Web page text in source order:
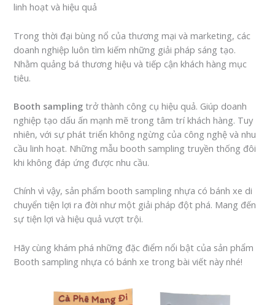
linh hoạt và hiệu quả
Trong thời đại bùng nổ của thương mại và marketing, các
doanh nghiệp luôn tìm kiếm những giải pháp sáng tạo.
Nhằm quảng bá thương hiệu và tiếp cận khách hàng mục
tiêu.
Booth sampling trở thành công cụ hiệu quả. Giúp doanh
nghiệp tạo dấu ấn mạnh mẽ trong tâm trí khách hàng. Tuy
nhiên, với sự phát triển không ngừng của công nghệ và nhu
cầu linh hoạt. Những mẫu booth sampling truyền thống đôi
khi không đáp ứng được nhu cầu.
Chính vì vậy, sản phẩm booth sampling nhựa có bánh xe di
chuyển tiện lợi ra đời như một giải pháp đột phá. Mang đến
sự tiện lợi và hiệu quả vượt trội.
Hãy cùng khám phá những đặc điểm nổi bật của sản phẩm
Booth sampling nhựa có bánh xe trong bài viết này nhé!